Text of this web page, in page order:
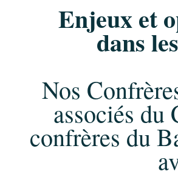
Enjeux et
dans
Nos
associés
confrères du